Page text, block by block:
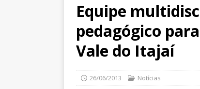
Equipe
pedagógico
Vale do Itajaí
26/06/2013 Notícias